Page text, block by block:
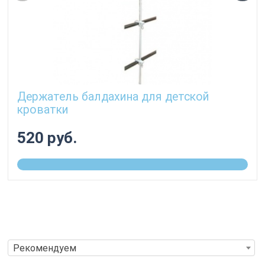
Держатель балдахина для детской
кроватки
520 руб.
Рекомендуем